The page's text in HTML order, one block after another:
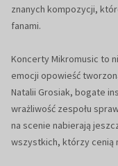
znanych kompozycji,
fanami.
Koncerty Mikromusic to
emocji opowieść
Natalii Grosiak, bogate
wrażliwość zespołu
na scenie nabierają
wszystkich, którzy cenią